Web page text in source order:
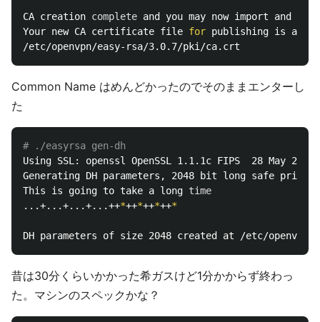
CA creation complete and you may now import and
Your new CA certificate file for publishing is at:
Common Name はめんどかったのでそのままエンターし
た
# ./easyrsa gen-dh
Using SSL: openssl OpenSSL 1.1.1c FIPS  28 May 2019
Generating DH parameters, 2048 bit long safe prime,
This is going to take a long time
...+...+...+...++*++*++*++*
昔は30分くらいかかった希ガスけど1分かからず終わっ
た。マシンのスペックかな？